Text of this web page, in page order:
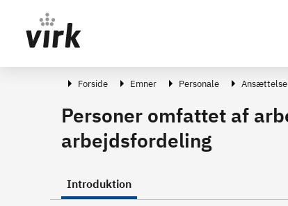
Forside Emner Personale Ansættelse
Personer omfattet af
arbejdsfordeling
Introduktion